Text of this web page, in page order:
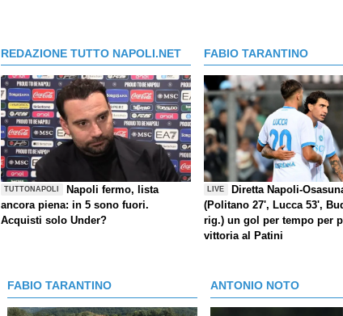
REDAZIONE TUTTO NAPOLI.NET
TUTTONAPOLI
Napoli fermo, lista
ancora piena: in 5 sono fuori.
Acquisti solo Under?
FABIO TARANTINO
LIVE
Diretta Napoli-
(Politano 27', Lucca 53',
rig.) un gol per tempo per
vittoria al Patini
FABIO TARANTINO ANTONIO NOTO